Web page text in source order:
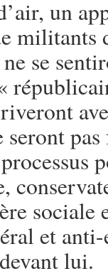
un
militants
se
et
lui.